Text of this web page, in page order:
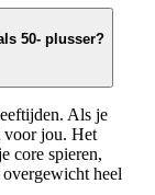
50- plusser?
Als je
voor jou. Het
core spieren,
heel